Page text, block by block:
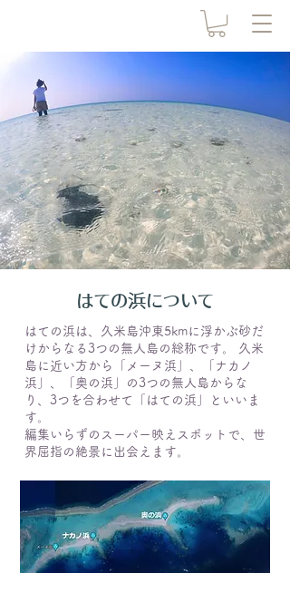
はての浜について
はての浜は、久米島沖東5kmに浮かぶ砂だ
けからなる3つの無人島の総称です。 久米
島に近い方から「メーヌ浜」、「ナカノ
浜」、「奥の浜」の3つの無人島からな
り、3つを合わせて「はての浜」といいま
す。
​編集いらずのスーパー映えスポットで、世
界屈指の絶景に出会えます。